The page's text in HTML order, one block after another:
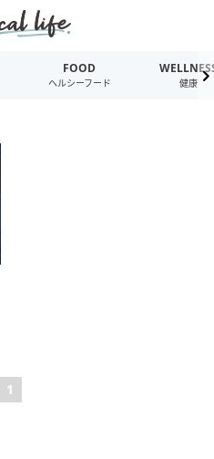
FOOD
ヘルシーフード 健康
1